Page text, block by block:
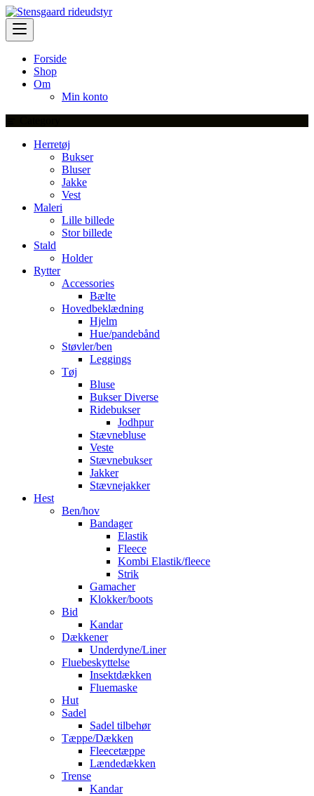
Skip
to
content
Forside
Shop
Om
Min konto
Herretøj
Bukser
Bluser
Jakke
Vest
Maleri
Lille billede
Stor billede
Stald
Holder
Rytter
Accessories
Bælte
Hovedbeklædning
Hjelm
Hue/pandebånd
Støvler/ben
Leggings
Tøj
Bluse
Bukser Diverse
Ridebukser
Jodhpur
Stævnebluse
Veste
Stævnebukser
Jakker
Stævnejakker
Hest
Ben/hov
Bandager
Elastik
Fleece
Kombi Elastik/fleece
Strik
Gamacher
Klokker/boots
Bid
Kandar
Dækkener
Underdyne/Liner
Fluebeskyttelse
Insektdækken
Fluemaske
Hut
Sadel
Sadel tilbehør
Tæppe/Dækken
Fleecetæppe
Lændedækken
Trense
Kandar